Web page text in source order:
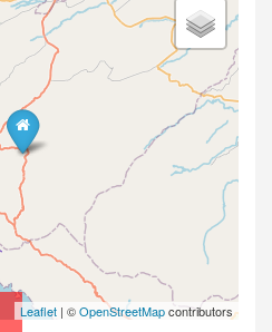
Leaflet | ©OpenStreetMapcontributors